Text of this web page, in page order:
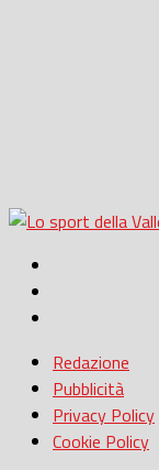
Redazione
Pubblicità
Privacy Policy
Cookie Policy